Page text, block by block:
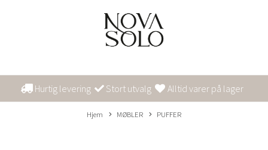
Hurtig levering Stort utvalg Alltid varer på lager
Hjem MØBLER PUFFER